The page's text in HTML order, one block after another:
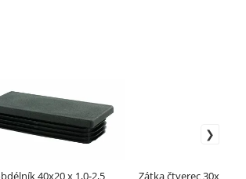
40x20 x 1,0-2,5
Zátka čtverec 30x30 x